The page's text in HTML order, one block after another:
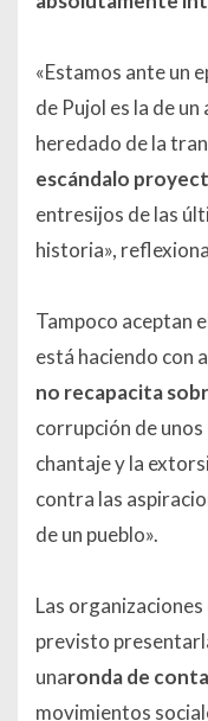
«Estamos ante un
de Pujol es la de
heredado de la
escándalo
entresijos de las
historia»,
Tampoco aceptan
está haciendo con
no recapacita
corrupción de
chantaje y la
contra las
de un pueblo».
Las
previsto
unaronda de
movimientos